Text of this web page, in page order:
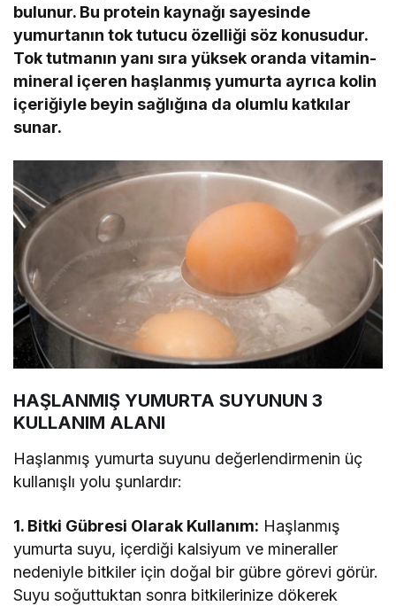
bulunur. Bu protein kaynağı sayesinde
yumurtanın tok tutucu özelliği söz konusudur.
Tok tutmanın yanı sıra yüksek oranda vitamin-
mineral içeren haşlanmış yumurta ayrıca kolin
içeriğiyle beyin sağlığına da olumlu katkılar
sunar.
HAŞLANMIŞ YUMURTA SUYUNUN 3
KULLANIM ALANI
Haşlanmış yumurta suyunu değerlendirmenin üç
kullanışlı yolu şunlardır:
1. Bitki Gübresi Olarak Kullanım: Haşlanmış
yumurta suyu, içerdiği kalsiyum ve mineraller
nedeniyle bitkiler için doğal bir gübre görevi görür.
Suyu soğuttuktan sonra bitkilerinize dökerek